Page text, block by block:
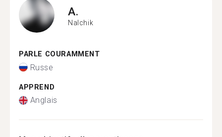
A.
Nalchik
PARLE COURAMMENT
Russe
APPREND
Anglais